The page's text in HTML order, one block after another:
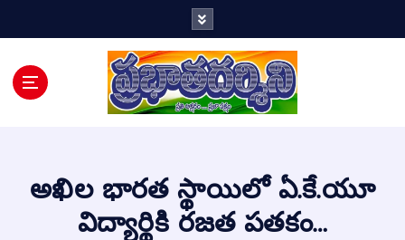
అఖిల భారత స్థాయిలో ఏ.కే.యూ
విద్యార్థికి రజత పతకం…